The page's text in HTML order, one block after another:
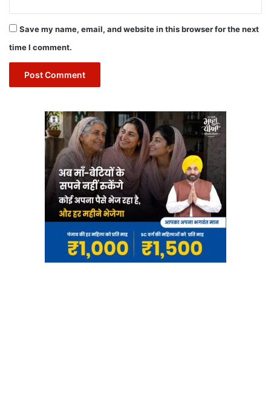
Save my name, email, and website in this browser for the next
time I comment.